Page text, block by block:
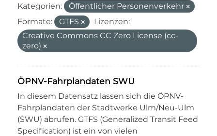
Kategorien:
Öffentlicher Personenverkehr
Formate:
GTFS
Lizenzen:
Creative Commons CC Zero License (cc-
zero)
ÖPNV-Fahrplandaten SWU
In diesem Datensatz lassen sich die ÖPNV-
Fahrplandaten der Stadtwerke Ulm/Neu-Ulm
(SWU) abrufen. GTFS (Generalized Transit Feed
Specification) ist ein von vielen